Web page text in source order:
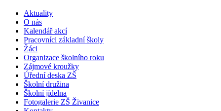
Aktuality
O nás
Kalendář akcí
Pracovníci základní školy
Žáci
Organizace školního roku
Zájmové kroužky
Úřední deska ZŠ
Školní družina
Školní jídelna
Fotogalerie ZŠ Živanice